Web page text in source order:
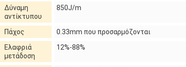
Δύναμη
αντίκτυπου
850J/m
Πάχος
0.33mm που προσαρμόζονται
Ελαφριά
μετάδοση
12%-88%